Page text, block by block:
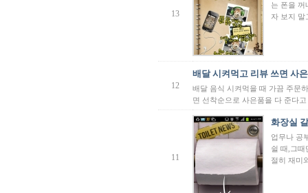
13
는 폰을 꺼
자 보지
12
배달 시켜먹고 리뷰 쓰면 사
배달 음식 시켜먹을 때 가끔 주문
면 선착순으로 사은품을 다 준다
11
화장실
업무나 공
쉴 때,그때
절히 재미